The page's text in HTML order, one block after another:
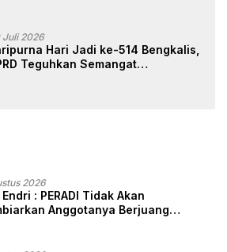
Juli 2026
Hari Jadi ke-514 Bengkalis,
Teguhkan Semangat
2026
: PERADI Tidak Akan
Anggotanya Berjuang